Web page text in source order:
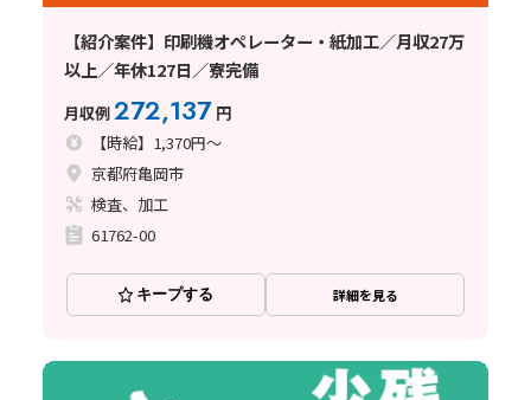
【紹介案件】印刷機オペレーター・紙加工／月収27万
以上／年休127日／寮完備
月収例272,137 円
【時給】1,370円～
京都府亀岡市
検査、加工
61762-00
キープする 詳細を見る